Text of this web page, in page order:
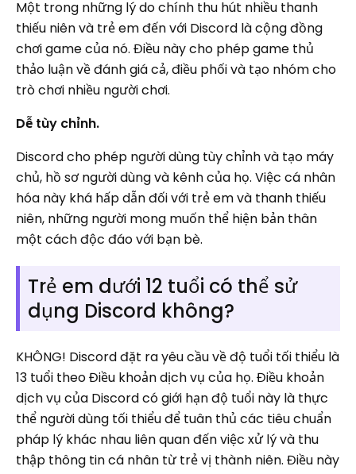
Một trong những lý do chính thu hút nhiều thanh
thiếu niên và trẻ em đến với Discord là cộng đồng
chơi game của nó. Điều này cho phép game thủ
thảo luận về đánh giá cả, điều phối và tạo nhóm cho
trò chơi nhiều người chơi.
Dễ tùy chỉnh.
Discord cho phép người dùng tùy chỉnh và tạo máy
chủ, hồ sơ người dùng và kênh của họ. Việc cá nhân
hóa này khá hấp dẫn đối với trẻ em và thanh thiếu
niên, những người mong muốn thể hiện bản thân
một cách độc đáo với bạn bè.
Trẻ em dưới 12 tuổi có thể sử
dụng Discord không?
KHÔNG! Discord đặt ra yêu cầu về độ tuổi tối thiểu là
13 tuổi theo Điều khoản dịch vụ của họ. Điều khoản
dịch vụ của Discord có giới hạn độ tuổi này là thực
thể người dùng tối thiểu để tuân thủ các tiêu chuẩn
pháp lý khác nhau liên quan đến việc xử lý và thu
thập thông tin cá nhân từ trẻ vị thành niên. Điều này